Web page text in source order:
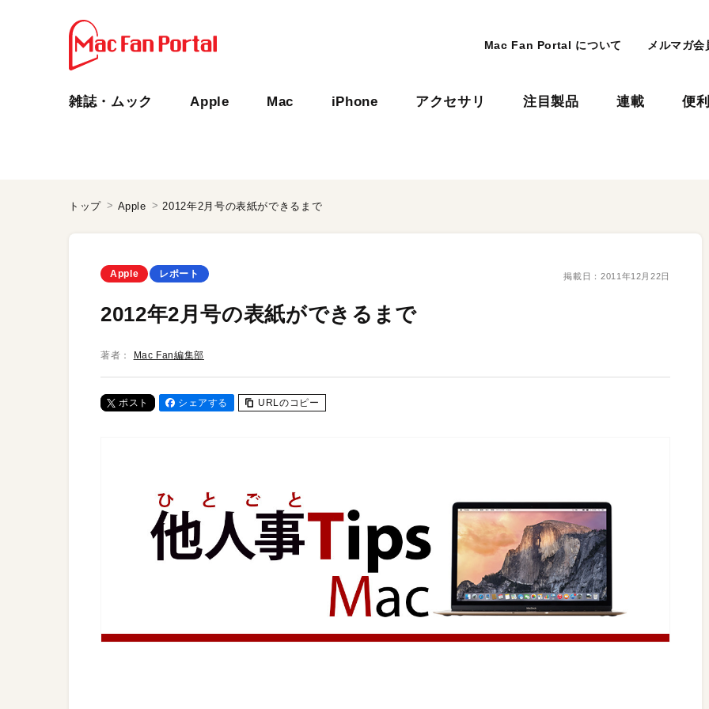
Mac Fan Portal について メルマガ会
雑誌・ムック Apple Mac iPhone アクセサリ 注目製品 連載 便
トップ Apple 2012年2月号の表紙ができるまで
Apple レポート 掲載日： 2011年12月22日
2012年2月号の表紙ができるまで
著者： Mac Fan編集部
ポスト シェアする URLのコピー